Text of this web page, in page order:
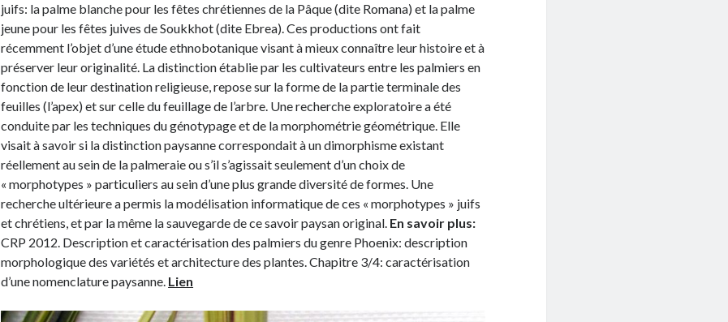
juifs: la palme blanche pour les fêtes chrétiennes de la Pâque (dite Romana) et la palme
jeune pour les fêtes juives de Soukkhot (dite Ebrea). Ces productions ont fait
récemment l’objet d’une étude ethnobotanique visant à mieux connaître leur histoire et à
préserver leur originalité. La distinction établie par les cultivateurs entre les palmiers en
fonction de leur destination religieuse, repose sur la forme de la partie terminale des
feuilles (l’apex) et sur celle du feuillage de l’arbre. Une recherche exploratoire a été
conduite par les techniques du génotypage et de la morphométrie géométrique. Elle
visait à savoir si la distinction paysanne correspondait à un dimorphisme existant
réellement au sein de la palmeraie ou s’il s’agissait seulement d’un choix de
« morphotypes » particuliers au sein d’une plus grande diversité de formes. Une
recherche ultérieure a permis la modélisation informatique de ces « morphotypes » juifs
et chrétiens, et par la même la sauvegarde de ce savoir paysan original. En savoir plus:
CRP 2012. Description et caractérisation des palmiers du genre Phoenix: description
morphologique des variétés et architecture des plantes. Chapitre 3/4: caractérisation
d’une nomenclature paysanne. Lien